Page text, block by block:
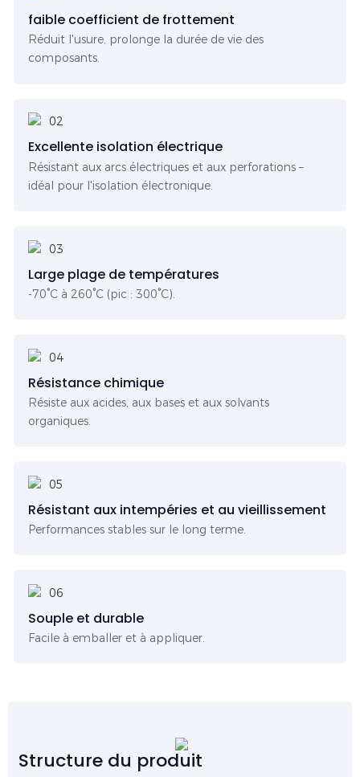
faible coefficient de frottement
Réduit l'usure, prolonge la durée de vie des
composants.
Excellente isolation électrique
Résistant aux arcs électriques et aux perforations –
idéal pour l'isolation électronique.
Large plage de températures
-70°C à 260°C (pic : 300°C).
Résistance chimique
Résiste aux acides, aux bases et aux solvants
organiques.
Résistant aux intempéries et au vieillissement
Performances stables sur le long terme.
Souple et durable
Facile à emballer et à appliquer.
Structure du produit